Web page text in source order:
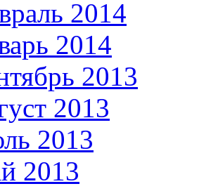
2014
2014
2013
2013
2013
2013